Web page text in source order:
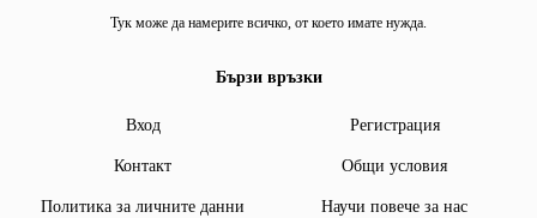
Тук може да намерите всичко, от което имате нужда.
Бързи връзки
Вход Регистрация
Контакт Общи условия
Политика за личните данни Научи повече за нас